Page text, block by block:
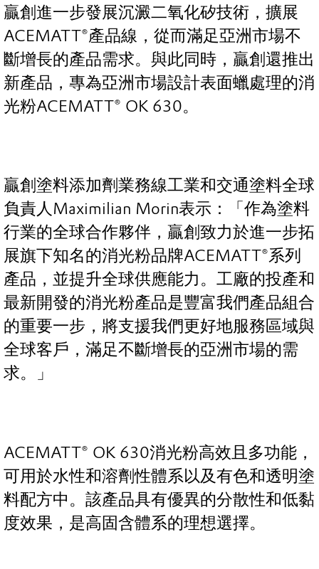
贏創進一步發展沉澱二氧化矽技術，擴展
ACEMATT®產品線，從而滿足亞洲市場不
斷增長的產品需求。與此同時，贏創還推出
新產品，專為亞洲市場設計表面蠟處理的消
光粉ACEMATT® OK 630。
贏創塗料添加劑業務線工業和交通塗料全球
負責人Maximilian Morin表示：「作為塗料
行業的全球合作夥伴，贏創致力於進一步拓
展旗下知名的消光粉品牌ACEMATT®系列
產品，並提升全球供應能力。工廠的投產和
最新開發的消光粉產品是豐富我們產品組合
的重要一步，將支援我們更好地服務區域與
全球客戶，滿足不斷增長的亞洲市場的需
求。」
ACEMATT® OK 630消光粉高效且多功能，
可用於水性和溶劑性體系以及有色和透明塗
料配方中。該產品具有優異的分散性和低黏
度效果，是高固含體系的理想選擇。